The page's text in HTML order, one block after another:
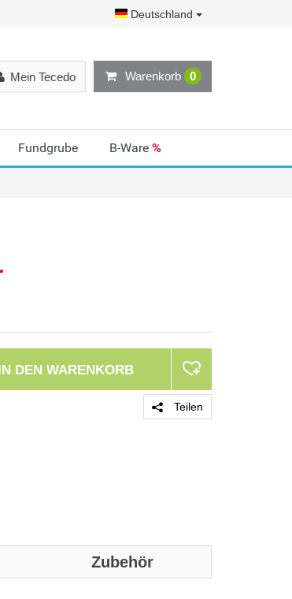
Deutschland
Warenkorb 0
Mein Tecedo
Fundgrube B-Ware %
DEN WARENKORB
Teilen
Zubehör